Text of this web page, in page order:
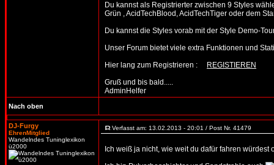
Du kannst als Registrierter zwischen 9 Styles
Grün , AcidTechBlood, AcidTechTiger oder dem
Du kannst die Styles vorab mit der Style
Unser Forum bietet viele extra Funktionen und
Hier lang zum Registrieren :
REGISTIEREN
Gruß und bis bald.....
AdminHelfer
Nach oben
DJ-Furgy
EhrenMitglied
Wandelndes Tuninglexikon
ü2000
Verfasst am: 13.02.2013 - 20:01 / Post Nr. 41479
Ich weiß ja nicht, wie weit du dafür fahren würdest